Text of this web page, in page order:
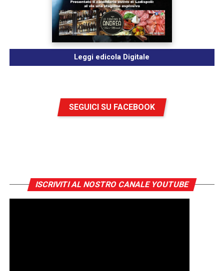
Leggi edicola Digitale
SEGUICI SU FACEBOOK
ISCRIVITI AL NOSTRO CANALE YOUTUBE